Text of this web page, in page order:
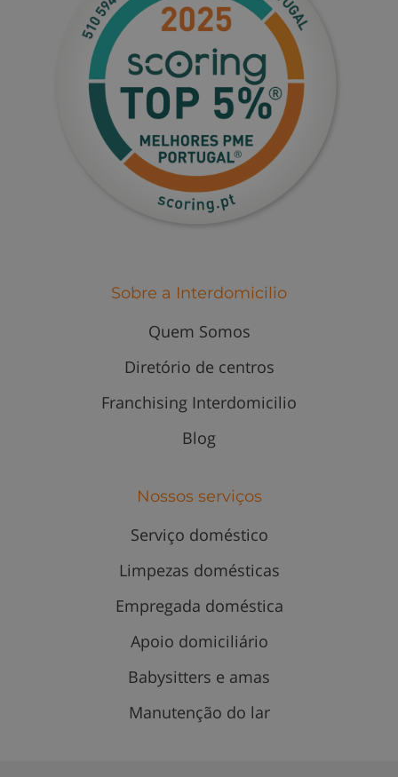
Sobre a Interdomicilio
Quem Somos
Diretório de centros
Franchising Interdomicilio
Blog
Nossos serviços
Serviço doméstico
Limpezas domésticas
Empregada doméstica
Apoio domiciliário
Babysitters e amas
Manutenção do lar